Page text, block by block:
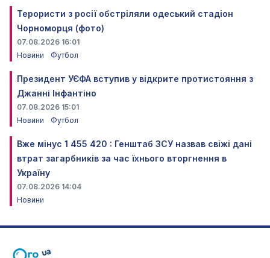
Терористи з росії обстріляли одеський стадіон
Чорноморця (фото)
07.08.2026 16:01
Новини
Футбол
Президент УЄФА вступив у відкрите протистояння з
Джанні Інфантіно
07.08.2026 15:01
Новини
Футбол
Вже мінус 1 455 420 : Генштаб ЗСУ назвав свіжі дані
втрат загарбників за час їхнього вторгнення в
Україну
07.08.2026 14:04
Новини